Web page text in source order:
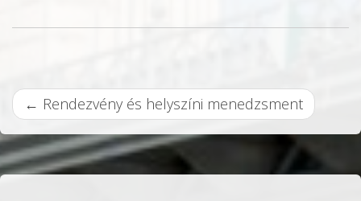
B
e
j
e
← Rendezvény és helyszíni menedzsment